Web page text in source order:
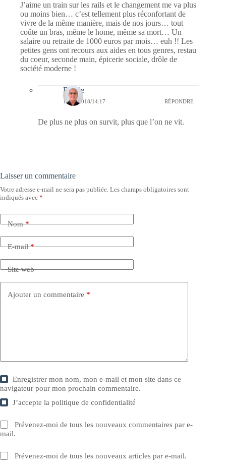
J’aime un train sur les rails et le changement me va plus
ou moins bien… c’est tellement plus réconfortant de
vivre de la même manière, mais de nos jours… tout
coûte un bras, même le home, même sa mort… Un
salaire ou retraite de 1000 euros par mois… euh !! Les
petites gens ont recours aux aides en tous genres, restau
du coeur, seconde main, épicerie sociale, drôle de
société moderne !
Bernie
11/10/2018/14:17 RÉPONDRE
De plus ne plus on survit, plus que l’on ne vit.
Laisser un commentaire
Votre adresse e-mail ne sera pas publiée. Les champs obligatoires sont
indiqués avec *
Nom*
E-mail*
Site web
Ajouter un commentaire *
Enregistrer mon nom, mon e-mail et mon site dans ce
navigateur pour mon prochain commentaire.
J’accepte lapolitique de confidentialité
Prévenez-moi de tous les nouveaux commentaires par e-
mail.
Prévenez-moi de tous les nouveaux articles par e-mail.